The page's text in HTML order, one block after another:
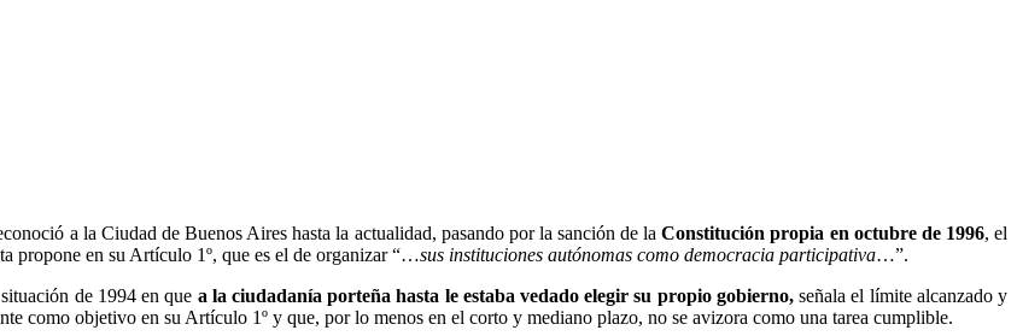
a la Ciudad de Buenos Aires hasta la actualidad, pasando por la sanción de laConstitución propia en octubre de 1996, el
propone en su Artículo 1º, que es el de organizar “…sus instituciones autónomas como democracia participativa…”.
de 1994 en que a la ciudadanía porteña hasta le estaba vedado elegir su propio gobierno,señala el límite alcanzado y
como objetivo en su Artículo 1º y que, por lo menos en el corto y mediano plazo, no se avizora como una tarea cumplible.